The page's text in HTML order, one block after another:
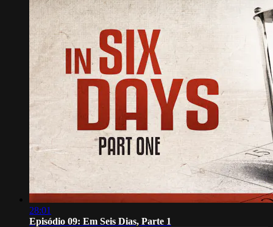
28:01
Episódio 09: Em Seis Dias, Parte 1